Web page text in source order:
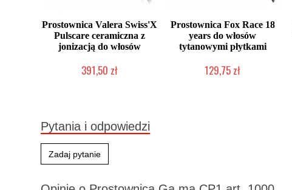
Prostownica Valera Swiss'X
Pulscare ceramiczna z
jonizacją do włosów
391,50 zł
Prostownica Fox Race 18
years do włosów
tytanowymi płytkami
129,75 zł
Pytania i odpowiedzi
Zadaj pytanie